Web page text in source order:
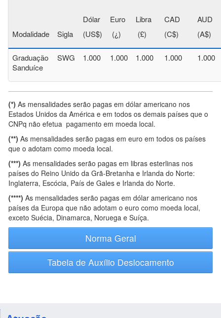
Modalidade Sigla
Dólar
(US$)
Euro
(¿)
Libra
(£)
CAD
(C$)
AUD
(A$)
Graduação
Sanduíce
SWG 1.000 1.000 1.000 1.000 1.000
(*) As mensalidades serão pagas em dólar americano nos
Estados Unidos da América e em todos os demais países que o
CNPq não efetua pagamento em moeda local.
(**) As mensalidades serão pagas em euro em todos os países
que o adotam como moeda local.
(***) As mensalidades serão pagas em libras esterlinas nos
países do Reino Unido da Grã-Bretanha e Irlanda do Norte:
Inglaterra, Escócia, País de Gales e Irlanda do Norte.
(****) As mensalidades serão pagas em dólar americano nos
países da Europa que não adotam o euro como moeda local,
exceto Suécia, Dinamarca, Noruega e Suíça.
Norma Geral
Tabela de Auxílio Deslocamento